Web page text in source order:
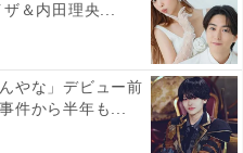
＆内田理央...
やな」デビュー前
件から半年も...